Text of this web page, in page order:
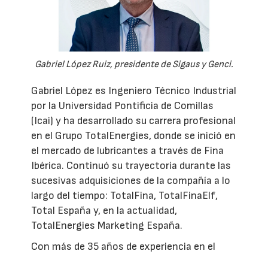
Gabriel López Ruiz, presidente de Sigaus y Genci.
Gabriel López es Ingeniero Técnico Industrial
por la Universidad Pontificia de Comillas
(Icai) y ha desarrollado su carrera profesional
en el Grupo TotalEnergies, donde se inició en
el mercado de lubricantes a través de Fina
Ibérica. Continuó su trayectoria durante las
sucesivas adquisiciones de la compañía a lo
largo del tiempo: TotalFina, TotalFinaElf,
Total España y, en la actualidad,
TotalEnergies Marketing España.
Con más de 35 años de experiencia en el